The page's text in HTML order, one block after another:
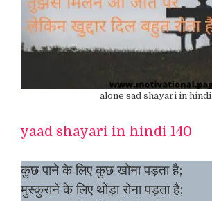
alone sad shayari in hindi
yaad shayari in hindi 140
कुछ पाने के लिए कुछ खोना पड़ता है;
मुस्कुराने के लिए थोड़ा रोना पड़ता है;